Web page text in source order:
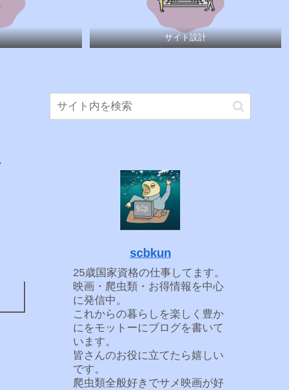
サイト設計
scbkun
25歳国家資格の仕事してます。
映画・爬虫類・お得情報を中心
に発信中。
これからの暮らしを楽しく豊か
にをモットーにブログを書いて
います。
皆さんのお役に立てたら嬉しい
です。
爬虫類全般好きでサメ映画が好